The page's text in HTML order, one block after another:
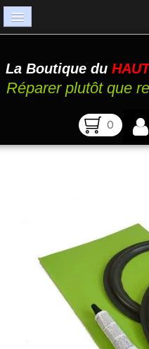
Catalogue
Atelier
La Boutique du
Réparer plutôt que
0